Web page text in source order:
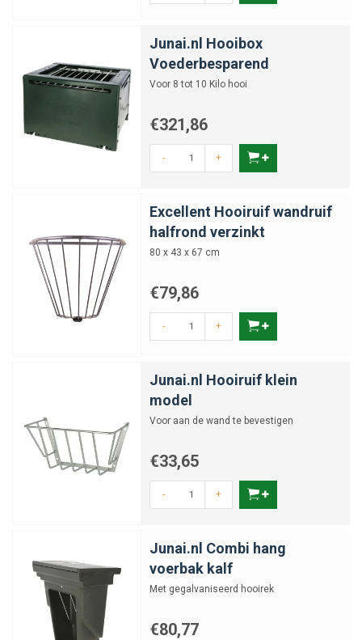
Junai.nl Hooibox
Voederbesparend
Voor 8 tot 10 Kilo hooi
€321,86
- +
Excellent Hooiruif wandruif
halfrond verzinkt
80 x 43 x 67 cm
€79,86
- +
Junai.nl Hooiruif klein
model
Voor aan de wand te bevestigen
€33,65
- +
Junai.nl Combi hang
voerbak kalf
Met gegalvaniseerd hooirek
€80,77